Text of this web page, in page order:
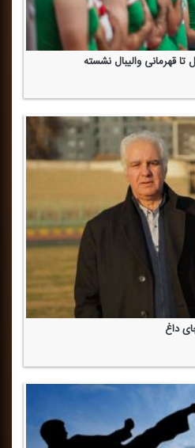
تا قهرمانی والیبال نشسته
داغ